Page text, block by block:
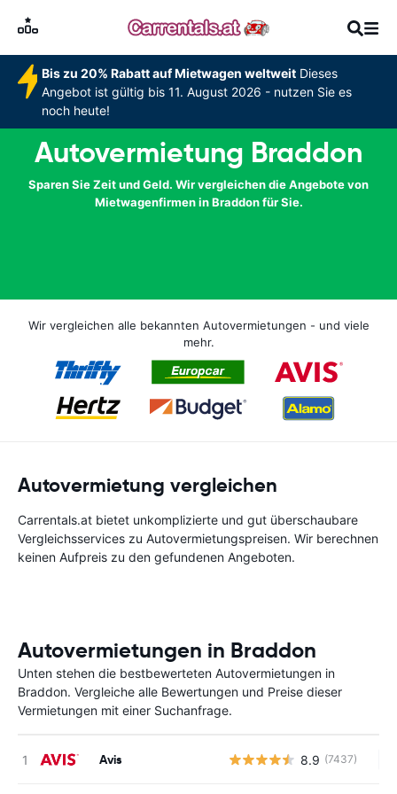
Bis zu 20% Rabatt auf Mietwagen weltweitDieses
Angebot ist gültig bis 11. August 2026 - nutzen Sie es
noch heute!
Autovermietung Braddon
Sparen Sie Zeit und Geld. Wir vergleichen die Angebote von
Mietwagenfirmen in Braddon für Sie.
Wir vergleichen alle bekannten Autovermietungen - und viele
mehr.
Autovermietung vergleichen
Carrentals.at bietet unkomplizierte und gut überschaubare
Vergleichsservices zu Autovermietungspreisen. Wir berechnen
keinen Aufpreis zu den gefundenen Angeboten.
Autovermietungen in Braddon
Unten stehen die bestbewerteten Autovermietungen in
Braddon. Vergleiche alle Bewertungen und Preise dieser
Vermietungen mit einer Suchanfrage.
Avis 8.9 (7437)